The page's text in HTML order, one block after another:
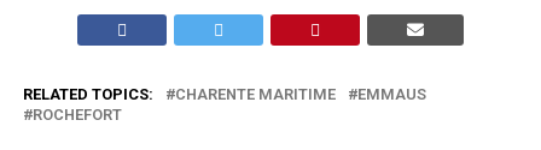
RELATED TOPICS: CHARENTE MARITIME
EMMAUS
ROCHEFORT